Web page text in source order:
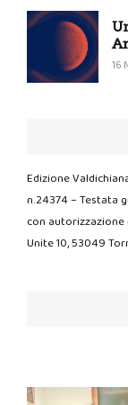
16
Edizione
n.24374 – Testata
con autorizzazione
Unite 10, 53049